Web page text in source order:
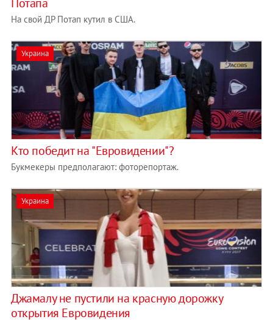
На свой ДР Потап кутил в США.
Украина
Кто победит на "Евровидении"?
Букмекеры предполагают: фоторепортаж.
Украина
Джамалу не пустили на красную дорожку
открытия Евровидения